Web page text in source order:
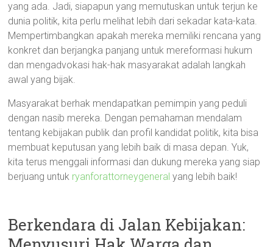
yang ada. Jadi, siapapun yang memutuskan untuk terjun ke
dunia politik, kita perlu melihat lebih dari sekadar kata-kata.
Mempertimbangkan apakah mereka memiliki rencana yang
konkret dan berjangka panjang untuk mereformasi hukum
dan mengadvokasi hak-hak masyarakat adalah langkah
awal yang bijak.
Masyarakat berhak mendapatkan pemimpin yang peduli
dengan nasib mereka. Dengan pemahaman mendalam
tentang kebijakan publik dan profil kandidat politik, kita bisa
membuat keputusan yang lebih baik di masa depan. Yuk,
kita terus menggali informasi dan dukung mereka yang siap
berjuang untuk ryanforattorneygeneral yang lebih baik!
Berkendara di Jalan Kebijakan: